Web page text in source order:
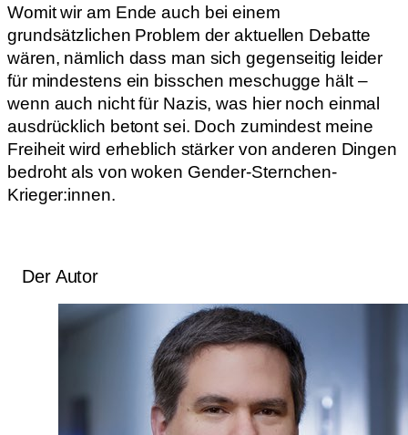
Womit wir am Ende auch bei einem
grundsätzlichen Problem der aktuellen Debatte
wären, nämlich dass man sich gegenseitig leider
für mindestens ein bisschen meschugge hält –
wenn auch nicht für Nazis, was hier noch einmal
ausdrücklich betont sei. Doch zumindest meine
Freiheit wird erheblich stärker von anderen Dingen
bedroht als von woken Gender-Sternchen-
Krieger:innen.
Der Autor